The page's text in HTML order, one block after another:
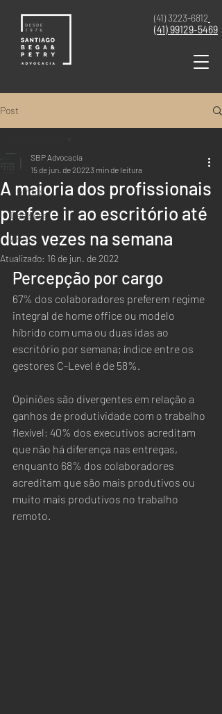
(41) 3223-6812
(41)99129-5469
Post
Todos posts
Eventos
Decisões
Artigo
Notícia
A maioria dos profissionais
prefere ir ao escritório até
duas vezes na semana
SBP Advocacia
15 de jun. de 20223 min de leitura
Atualizado: 16 de jun. de 2022
Percepção por cargo
67% dos colaboradores preferem regime
integral de home office ou modelo
híbrido com uma ou duas idas ao
escritório por semana; índice entre os
gestores C-Level é de 58%.
Opiniões são divergentes em relação a
ganhos de produtividade com o trabalho
flexível; 40% dos executivos acreditam
que não há diferença nas entregas,
enquanto 68% dos colaboradores
acreditam que são mais produtivos ou
muito mais produtivos no trabalho
remoto.